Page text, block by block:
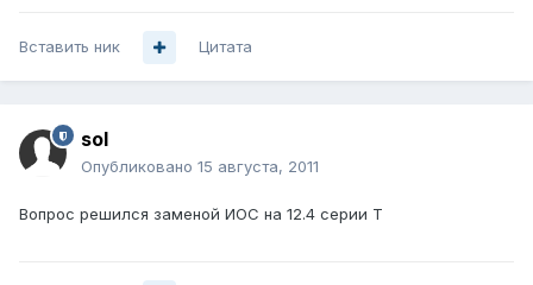
Вставить ник Цитата
sol
Опубликовано 15 августа, 2011
Вопрос решился заменой ИОС на 12.4 серии Т